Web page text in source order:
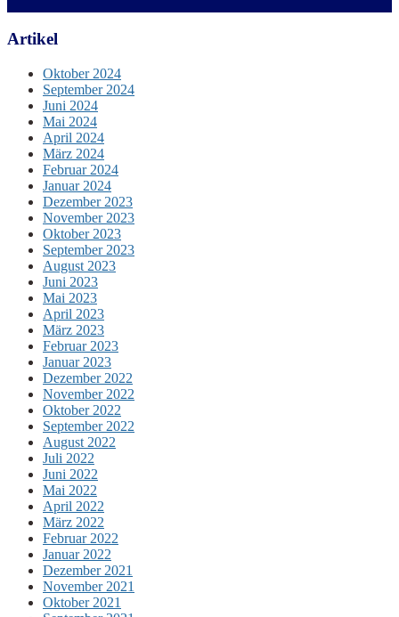
Artikel
Oktober 2024
September 2024
Juni 2024
Mai 2024
April 2024
März 2024
Februar 2024
Januar 2024
Dezember 2023
November 2023
Oktober 2023
September 2023
August 2023
Juni 2023
Mai 2023
April 2023
März 2023
Februar 2023
Januar 2023
Dezember 2022
November 2022
Oktober 2022
September 2022
August 2022
Juli 2022
Juni 2022
Mai 2022
April 2022
März 2022
Februar 2022
Januar 2022
Dezember 2021
November 2021
Oktober 2021